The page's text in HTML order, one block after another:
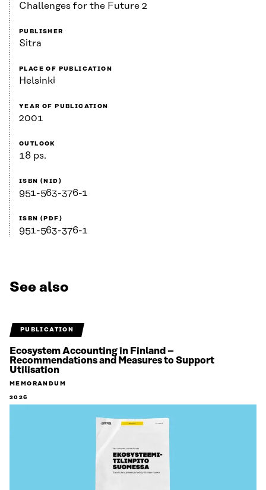
Challenges for the Future 2
PUBLISHER
Sitra
PLACE OF PUBLICATION
Helsinki
YEAR OF PUBLICATION
2001
OUTLOOK
18 ps.
ISBN (NID)
951-563-376-1
ISBN (PDF)
951-563-376-1
See also
PUBLICATION
Ecosystem Accounting in Finland –
Recommendations and Measures to Support
Utilisation
MEMORANDUM
2026